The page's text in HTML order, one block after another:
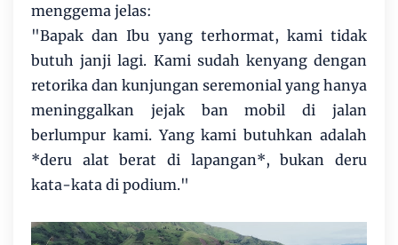
menggema jelas:
"Bapak dan Ibu yang terhormat, kami tidak
butuh janji lagi. Kami sudah kenyang dengan
retorika dan kunjungan seremonial yang hanya
meninggalkan jejak ban mobil di jalan
berlumpur kami. Yang kami butuhkan adalah
*deru alat berat di lapangan*, bukan deru
kata-kata di podium."